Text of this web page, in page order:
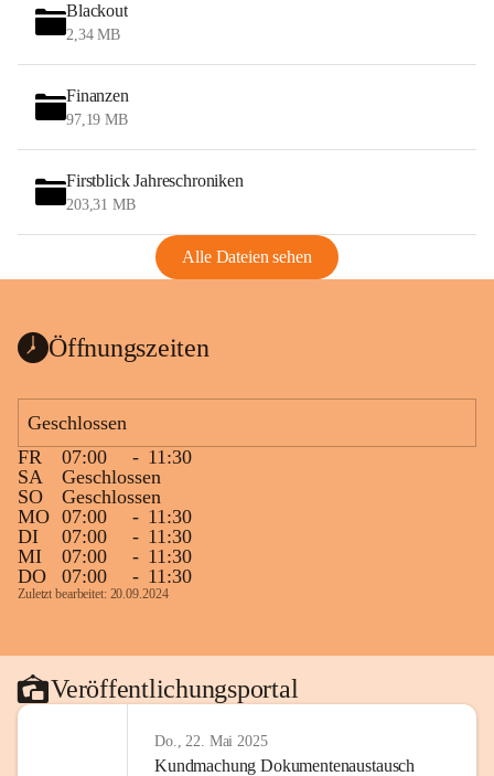
Blackout
2,34 MB
Finanzen
97,19 MB
Firstblick Jahreschroniken
203,31 MB
Alle Dateien sehen
Öffnungszeiten
Geschlossen
FR
07:00 - 11:30
SA
Geschlossen
SO
Geschlossen
MO 07:00 - 11:30
DI
07:00 - 11:30
MI
07:00 - 11:30
DO
07:00 - 11:30
Zuletzt bearbeitet: 20.09.2024
Veröffentlichungsportal
Do., 22. Mai 2025
Kundmachung Dokumentenaustausch